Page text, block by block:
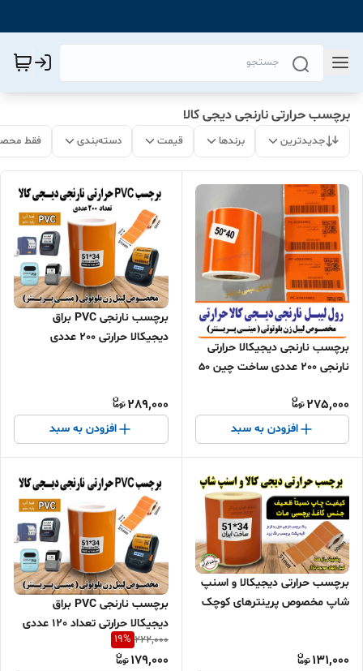
برچسب حرارتی نارنجی دیجی کالا
جدیدترین برندها قیمت دسته‌بندی فقط
برچسب نارنجی دیجیکالا حرارتی
نارنجی 200 عددی ساخت چین 50
ماندگاری طولانی مدت
275,000
افزودن به سبد
برچسب نارنجی PVC براق
دیجیکالا حرارتی 200 عددی
289,000
افزودن به سبد
برچسب حرارتی دیجیکالا و اسنپ
شاپ مخصوص پرینترهای کوچک
131,000
برچسب نارنجی PVC براق
دیجیکالا حرارتی تعداد 120 عددی
مخصوص انواع لیبل زن بلوتوثی
222,000
19%
179,000